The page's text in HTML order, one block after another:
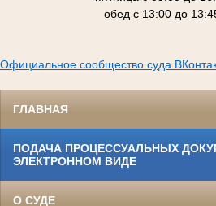
обед с 13:00 до
Официальное сообщество суда
ГЛАВНАЯ
ПОДАЧА ПРОЦЕССУАЛЬНЫХ
ЭЛЕКТРОННОМ ВИДЕ
О СУДЕ